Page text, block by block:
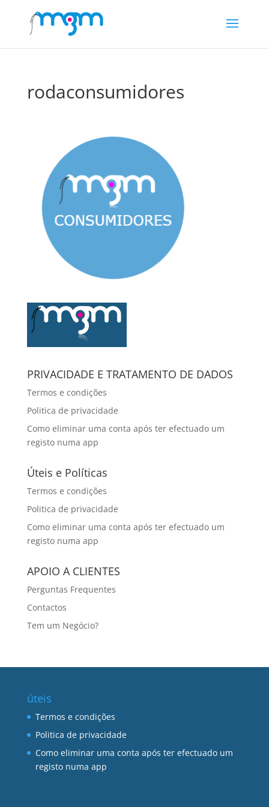
rodaconsumidores
PRIVACIDADE E TRATAMENTO DE DADOS
Termos e condições
Politica de privacidade
Como eliminar uma conta após ter efectuado um
registo numa app
Úteis e Políticas
Termos e condições
Politica de privacidade
Como eliminar uma conta após ter efectuado um
registo numa app
APOIO A CLIENTES
Perguntas Frequentes
Contactos
Tem um Negócio?
úteis
Termos e condições
Politica de privacidade
Como eliminar uma conta após ter efectuado um
registo numa app